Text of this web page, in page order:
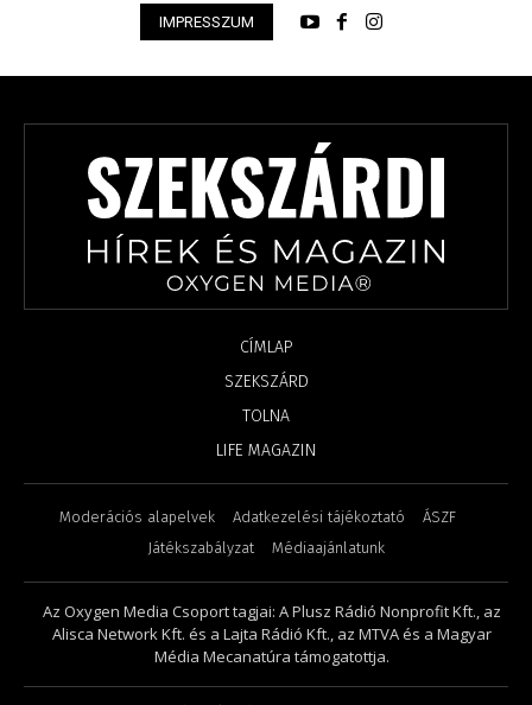
IMPRESSZUM
CÍMLAP
SZEKSZÁRD
TOLNA
LIFE MAGAZIN
Moderációs alapelvek Adatkezelési tájékoztató
ÁSZF
Játékszabályzat
Médiaajánlatunk
Az Oxygen Media Csoport tagjai: A Plusz Rádió Nonprofit Kft., az
Alisca Network Kft. és a Lajta Rádió Kft., az MTVA és a Magyar
Média Mecanatúra támogatottja.